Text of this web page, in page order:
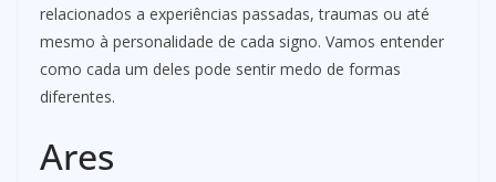
relacionados a experiências passadas, traumas ou até
mesmo à personalidade de cada signo. Vamos entender
como cada um deles pode sentir medo de formas
diferentes.
Ares